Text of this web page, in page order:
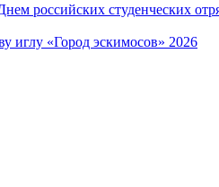
иглу «Город эскимосов» 2026